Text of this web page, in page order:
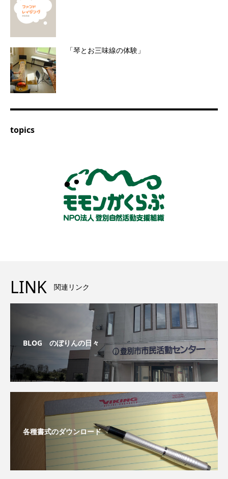
「琴とお三味線の体験」
topics
LINK 関連リンク
BLOG のぼりんの日々
各種書式のダウンロード